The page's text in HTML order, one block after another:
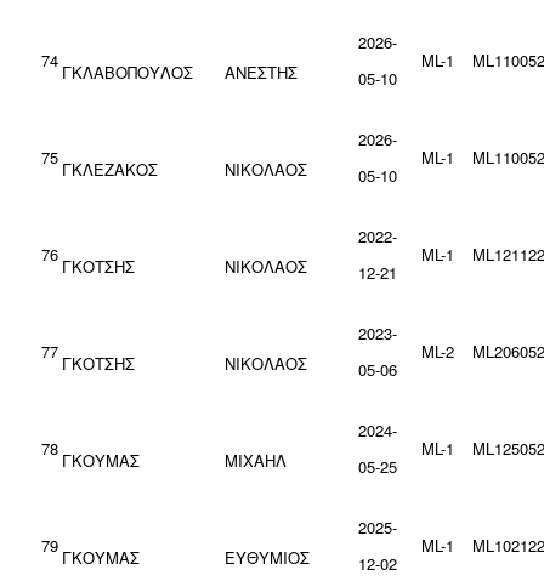
74
ΓΚΛΑΒΟΠΟΥΛΟΣ ΑΝΕΣΤΗΣ
2026-
05-10
ML-1
75
ΓΚΛΕΖΑΚΟΣ ΝΙΚΟΛΑΟΣ
2026-
05-10
ML-1
76
ΓΚΟΤΣΗΣ ΝΙΚΟΛΑΟΣ
2022-
12-21
ML-1
77
ΓΚΟΤΣΗΣ ΝΙΚΟΛΑΟΣ
2023-
05-06
ML-2
78
ΓΚΟΥΜΑΣ ΜΙΧΑΗΛ
2024-
05-25
ML-1
79
ΓΚΟΥΜΑΣ ΕΥΘΥΜΙΟΣ
2025-
12-02
ML-1